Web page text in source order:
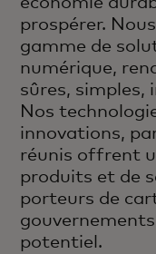
prospérer.
gamme de
numérique,
sûres, simples,
Nos
innovations,
réunis offrent
produits et de
porteurs de
potentiel.